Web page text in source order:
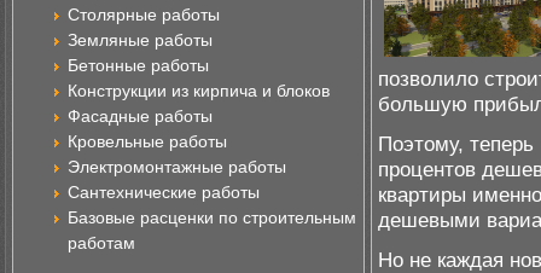
Столярные работы
Земляные работы
Бетонные работы
Конструкции из кирпича и блоков
Фасадные работы
Кровельные работы
Электромонтажные работы
Сантехнические работы
Базовые расценки по строительным
работам
позволило
большую
Поэтому,
процентов
квартиры
дешевыми
Но не каждая